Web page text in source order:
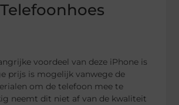
voordeel van deze iPhone is
prijs is mogelijk vanwege de
om de telefoon mee te
neemt dit niet af van de kwaliteit